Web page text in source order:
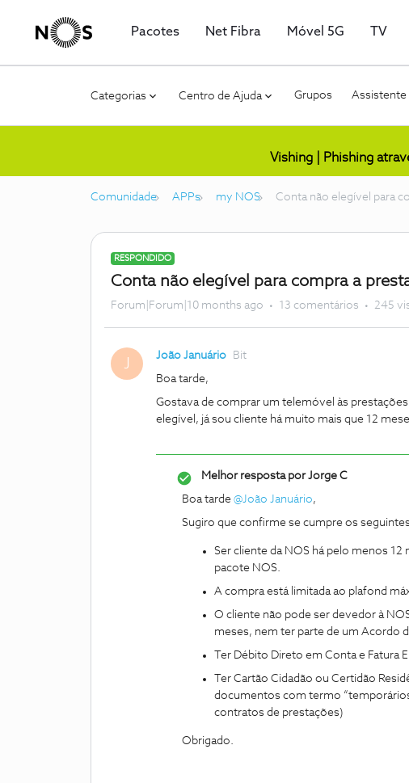
Pacotes Net Fibra Móvel 5G TV
Categorias Centro de Ajuda Grupos Assistente
Vishing | Phishing
Comunidade APPs my NOS Conta não elegível para
RESPONDIDO
Conta não elegível para compra a
Forum|Forum|10 months ago 13 comentários 245
J João Januário Bit
Boa tarde,
Gostava de comprar um telemóvel às
elegível, já sou cliente há muito mais que 12
Melhor resposta porJorge C
Boa tarde ​ @João Januário,
Sugiro que confirme se cumpre os
Ser cliente da NOS há pelo menos
pacote NOS.
A compra está limitada ao plafond
O cliente não pode ser devedor à
meses, nem ter parte de um Acordo
Ter Débito Direto em Conta e
Ter Cartão Cidadão ou Certidão
documentos com termo
contratos de prestações)
Obrigado.